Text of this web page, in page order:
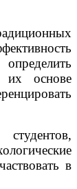
основе
в